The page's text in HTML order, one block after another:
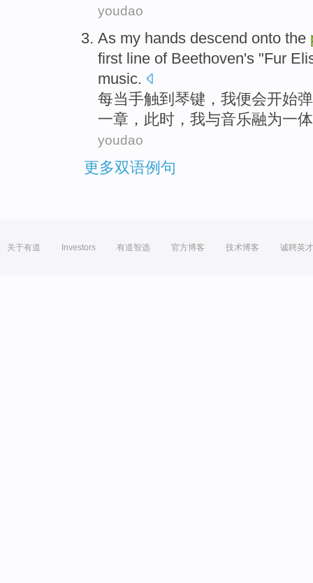
youdao
As my hands descend onto the
first line of Beethoven's "Fur
music.
每当手触到琴键 ， 我便会开始
一章，此时，我与音乐融为一体
youdao
更多双语例句
关于有道 Investors 有道智选 官方博客 技术博客 诚聘英才